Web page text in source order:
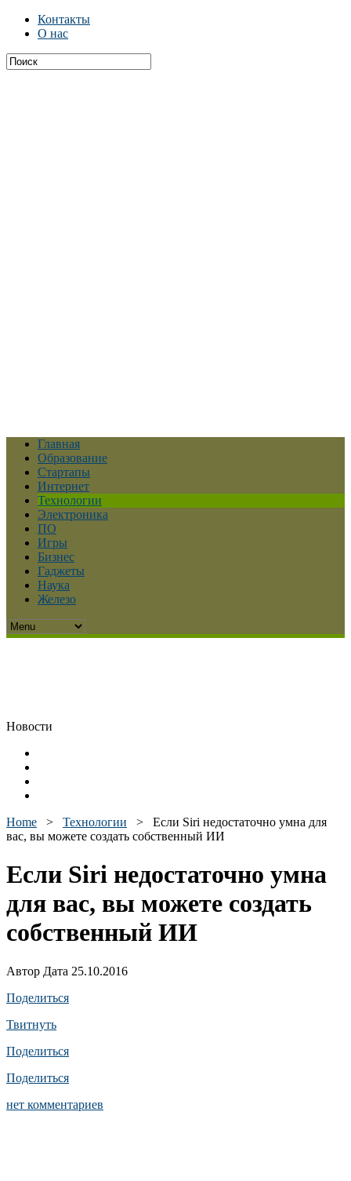
Контакты
О нас
Главная
Образование
Стартапы
Интернет
Технологии
Электроника
ПО
Игры
Бизнес
Гаджеты
Наука
Железо
Новости
Home > Технологии > Если Siri недостаточно умна для
вас, вы можете создать собственный ИИ
Если Siri недостаточно умна
для вас, вы можете создать
собственный ИИ
Автор Дата 25.10.2016
Поделиться
Твитнуть
Поделиться
Поделиться
нет комментариев